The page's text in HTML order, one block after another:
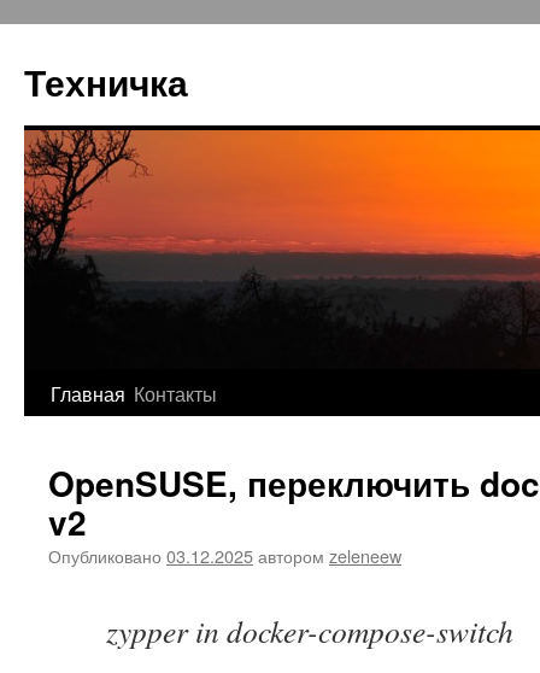
содержимому
Техничка
Главная Контакты
OpenSUSE, переключить
v2
Опубликовано 03.12.2025автором zeleneew
zypper in docker-compose-switch